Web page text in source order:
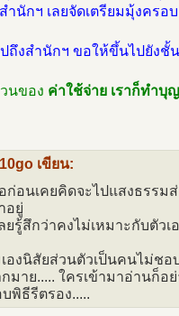
ำนักฯ เลยจัดเตรียมมุ้งครอ
ถึงสำนักฯ ขอให้ขึ้นไปยัง
นของ ค่าใช้จ่าย เราก็ทำบุ
เขียน:
ก่อนเคยคิดจะไปแสงธรรม
อยู่
ยรู้สึกว่าคงไม่เหมาะกับตัวเ
องนิสัยส่วนตัวเป็นคนไม่ชอ
มาย..... ใครเข้ามาอ่านก็อ
พิธีรีตรอง.....